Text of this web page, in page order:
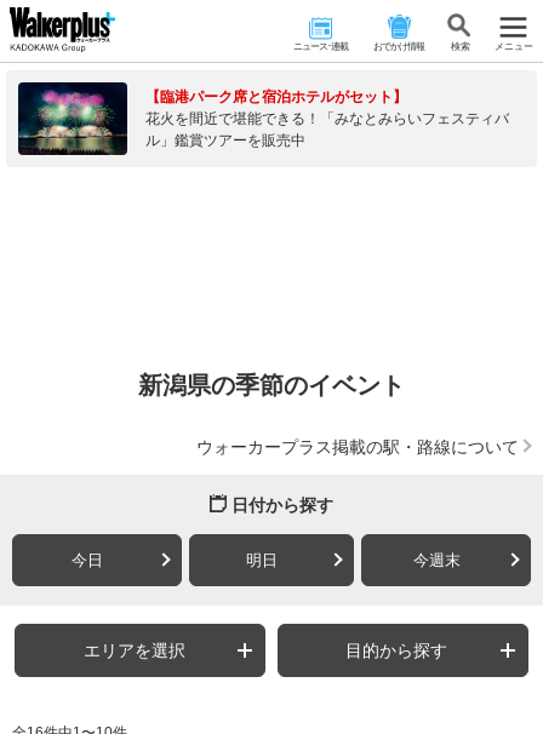
ニュース･連載 おでかけ情報 検 索 メニュー
【臨港パーク席と宿泊ホテルがセット】
花火を間近で堪能できる！「みなとみらいフェスティバ
ル」鑑賞ツアーを販売中
新潟県の季節のイベント
ウォーカープラス掲載の駅・路線について
日付から探す
今日 明日 今週末
エリアを選択 目的から探す